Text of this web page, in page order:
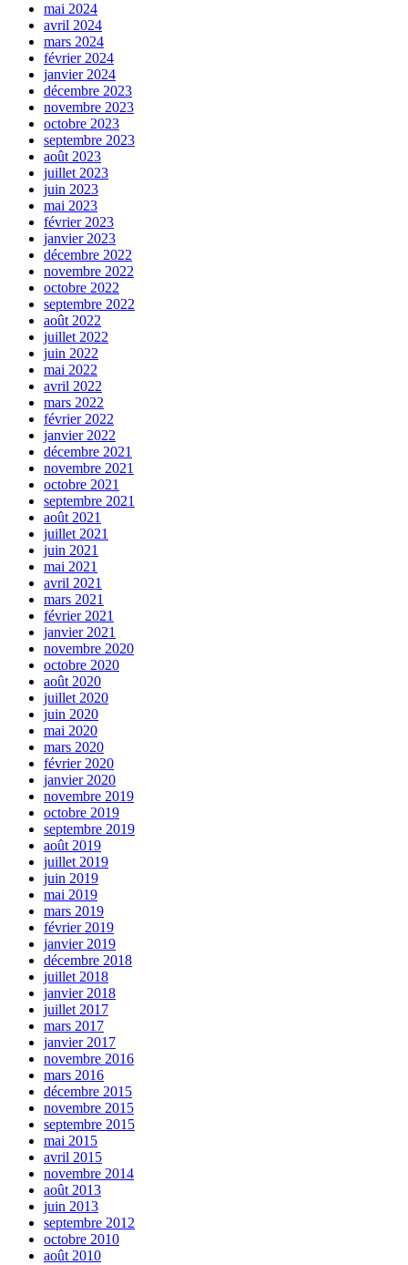
mai 2024
avril 2024
mars 2024
février 2024
janvier 2024
décembre 2023
novembre 2023
octobre 2023
septembre 2023
août 2023
juillet 2023
juin 2023
mai 2023
février 2023
janvier 2023
décembre 2022
novembre 2022
octobre 2022
septembre 2022
août 2022
juillet 2022
juin 2022
mai 2022
avril 2022
mars 2022
février 2022
janvier 2022
décembre 2021
novembre 2021
octobre 2021
septembre 2021
août 2021
juillet 2021
juin 2021
mai 2021
avril 2021
mars 2021
février 2021
janvier 2021
novembre 2020
octobre 2020
août 2020
juillet 2020
juin 2020
mai 2020
mars 2020
février 2020
janvier 2020
novembre 2019
octobre 2019
septembre 2019
août 2019
juillet 2019
juin 2019
mai 2019
mars 2019
février 2019
janvier 2019
décembre 2018
juillet 2018
janvier 2018
juillet 2017
mars 2017
janvier 2017
novembre 2016
mars 2016
décembre 2015
novembre 2015
septembre 2015
mai 2015
avril 2015
novembre 2014
août 2013
juin 2013
septembre 2012
octobre 2010
août 2010